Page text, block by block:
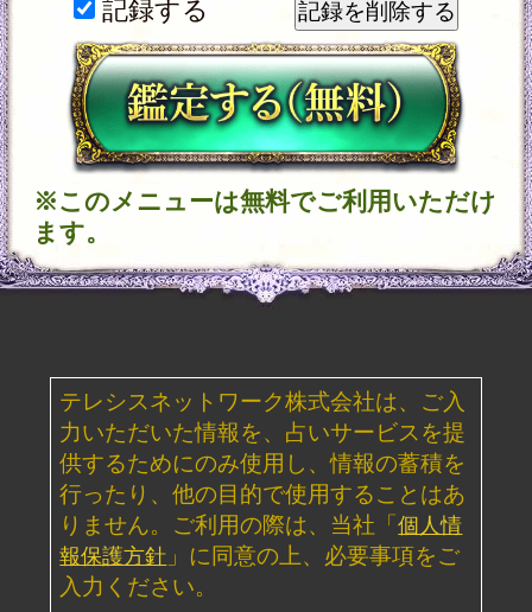
新着リリース占いコンテンツ
2026年8月6日リリース
名×暦で現実掌握≪国賓/各界VIPも命託す的
中奥儀≫鳥海式天命術
2026年8月3日リリース
魂の本音が聴こえる！【運命結びの奇跡霊
札】心の奥底視抜く◆魂唯タロット
2026年7月30日リリース
ダウジング｜英国認定◆プロ25年“運命ビ
タ当て”マリーの高精度鑑定